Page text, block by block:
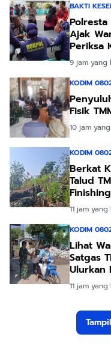
BAKTI
Ajak
Periksa
9 jam yang
KODIM
Fisik
10 jam
KODIM
Berkat
Talud
Finishing
11 jam yang
KODIM
Lihat
Satgas
Ulurkan
11 jam yang